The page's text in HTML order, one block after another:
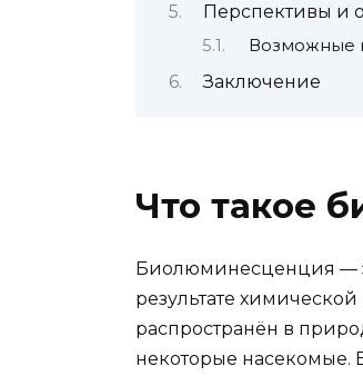
Перспективы и
Возможные
Заключение
Что такое
Биолюминесценция —
результате
распространён в
некоторые насекомые.